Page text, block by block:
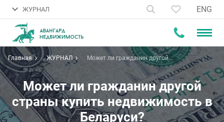
ЖУРНАЛ ENG
Главная ЖУРНАЛ
Может ли гражданин другой
страны купить недвижимость в
Может ли гражданин другой
страны купить недвижимость в
Беларуси?